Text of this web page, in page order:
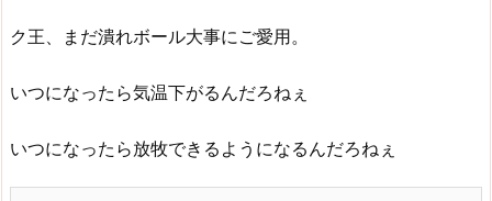
ク王、まだ潰れボール大事にご愛用。
いつになったら気温下がるんだろねぇ
いつになったら放牧できるようになるんだろねぇ